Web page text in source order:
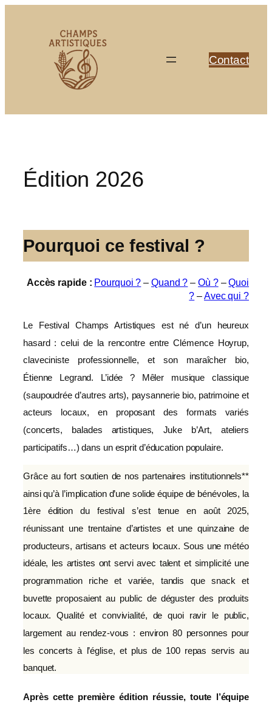
Contact
Édition 2026
Pourquoi ce festival ?
Accès rapide : Pourquoi ? –Quand ? –Où ?–Quoi
? –Avec qui ?
Le Festival Champs Artistiques est né d’un heureux
hasard : celui de la rencontre entre Clémence Hoyrup,
claveciniste professionnelle, et son maraîcher bio,
Étienne Legrand. L’idée ? Mêler musique classique
(saupoudrée d’autres arts), paysannerie bio, patrimoine et
acteurs locaux, en proposant des formats variés
(concerts, balades artistiques, Juke b’Art, ateliers
participatifs…) dans un esprit d’éducation populaire.
Grâce au fort soutien de nos partenaires institutionnels**
ainsi qu’à l’implication d’une solide équipe de bénévoles, la
1ère édition du festival s’est tenue en août 2025,
réunissant une trentaine d’artistes et une quinzaine de
producteurs, artisans et acteurs locaux. Sous une météo
idéale, les artistes ont servi avec talent et simplicité une
programmation riche et variée, tandis que snack et
buvette proposaient au public de déguster des produits
locaux. Qualité et convivialité, de quoi ravir le public,
largement au rendez-vous : environ 80 personnes pour
les concerts à l’église, et plus de 100 repas servis au
banquet.
Après cette première édition réussie, toute l’équipe